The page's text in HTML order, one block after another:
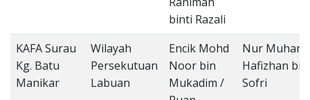
binti Razali
KAFA Surau
Kg. Batu
Manikar
Wilayah
Persekutuan
Labuan
Encik Mohd
Noor bin
Mukadim /
Nur
Hafizhan bin
Sofri